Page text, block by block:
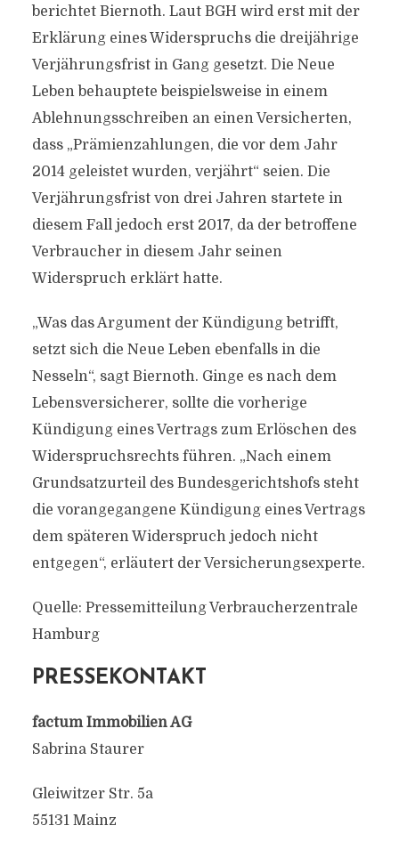
berichtet Biernoth. Laut BGH wird erst mit der
Erklärung eines Widerspruchs die dreijährige
Verjährungsfrist in Gang gesetzt. Die Neue
Leben behauptete beispielsweise in einem
Ablehnungsschreiben an einen Versicherten,
dass „Prämienzahlungen, die vor dem Jahr
2014 geleistet wurden, verjährt“ seien. Die
Verjährungsfrist von drei Jahren startete in
diesem Fall jedoch erst 2017, da der betroffene
Verbraucher in diesem Jahr seinen
Widerspruch erklärt hatte.
„Was das Argument der Kündigung betrifft,
setzt sich die Neue Leben ebenfalls in die
Nesseln“, sagt Biernoth. Ginge es nach dem
Lebensversicherer, sollte die vorherige
Kündigung eines Vertrags zum Erlöschen des
Widerspruchsrechts führen. „Nach einem
Grundsatzurteil des Bundesgerichtshofs steht
die vorangegangene Kündigung eines Vertrags
dem späteren Widerspruch jedoch nicht
entgegen“, erläutert der Versicherungsexperte.
Quelle: Pressemitteilung Verbraucherzentrale
Hamburg
PRESSEKONTAKT
factum Immobilien AG
Sabrina Staurer
Gleiwitzer Str. 5a
55131 Mainz